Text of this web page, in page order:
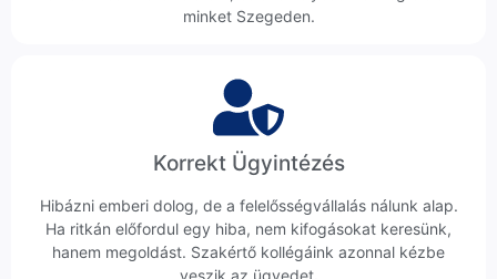
minket Szegeden.
Korrekt Ügyintézés
Hibázni emberi dolog, de a felelősségvállalás nálunk alap.
Ha ritkán előfordul egy hiba, nem kifogásokat keresünk,
hanem megoldást. Szakértő kollégáink azonnal kézbe